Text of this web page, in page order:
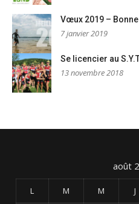
Vœux 2019 –
7 janvier 2019
Se licencier au
13 novembre 2018
août
L M M J